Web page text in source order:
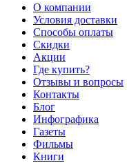
О компании
Условия доставки
Способы оплаты
Скидки
Акции
Где купить?
Отзывы и вопросы
Контакты
Блог
Инфографика
Газеты
Фильмы
Книги